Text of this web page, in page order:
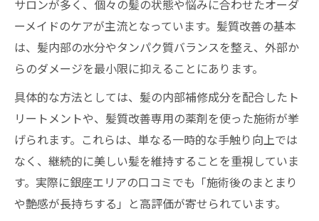
る理由
専門店で受ける髪質改善ストレートの満足
度
銀座で選ぶ髪質改善トリートメントの特徴
銀座の髪質改善トリートメントが高評価の
理由
髪質改善トリートメントと市販品の違いを
解説
専門店トリートメントの効果と持続力に注
目
サロンが多く、個々の髪の状態や悩みに合わせたオーダ
ーメイドのケアが主流となっています。髪質改善の基本
は、髪内部の水分やタンパク質バランスを整え、外部か
らのダメージを最小限に抑えることにあります。
具体的な方法としては、髪の内部補修成分を配合したト
リートメントや、髪質改善専用の薬剤を使った施術が挙
げられます。これらは、単なる一時的な手触り向上では
なく、継続的に美しい髪を維持することを重視していま
す。実際に銀座エリアの口コミでも「施術後のまとまり
や艶感が長持ちする」と高評価が寄せられています。